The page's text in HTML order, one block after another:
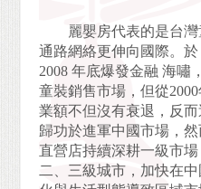
麗嬰房代表的是台灣
通路網絡更伸向國際。於
2008 年底爆發金融 海嘯
童裝銷售市場，但從
業額不但沒有衰退，反
歸功於進軍中國市場，
直營店持續深耕一級市
二、三級城市，加快在